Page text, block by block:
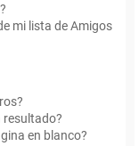
mi lista de Amigos
resultado?
en blanco?